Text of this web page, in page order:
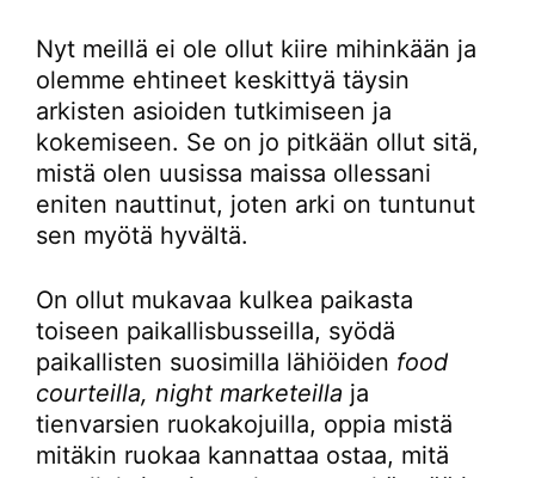
Nyt meillä ei ole ollut kiire mihinkään ja
olemme ehtineet keskittyä täysin
arkisten asioiden tutkimiseen ja
kokemiseen. Se on jo pitkään ollut sitä,
mistä olen uusissa maissa ollessani
eniten nauttinut, joten arki on tuntunut
sen myötä hyvältä.
On ollut mukavaa kulkea paikasta
toiseen paikallisbusseilla, syödä
paikallisten suosimilla lähiöiden food
courteilla, night marketeilla ja
tienvarsien ruokakojuilla, oppia mistä
mitäkin ruokaa kannattaa ostaa, mitä